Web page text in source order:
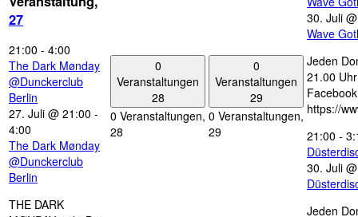
27
21:00 - 4:00
The Dark Mønday
@Dunckerclub
Berlin
27. Juli @ 21:00 -
4:00
The Dark Mønday
@Dunckerclub
Berlin
THE DARK
0
Veranstaltungen
28
0 Veranstaltungen,
28
0
Veranstaltungen
29
0 Veranstaltungen,
29
30. Juli
Wave
Jeden
21.00
https://
21:00 -
30. Juli
Jeden